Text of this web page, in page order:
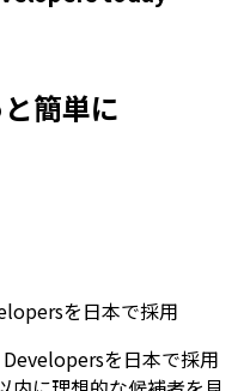
簡単に
を日本で採用
を日本で採用